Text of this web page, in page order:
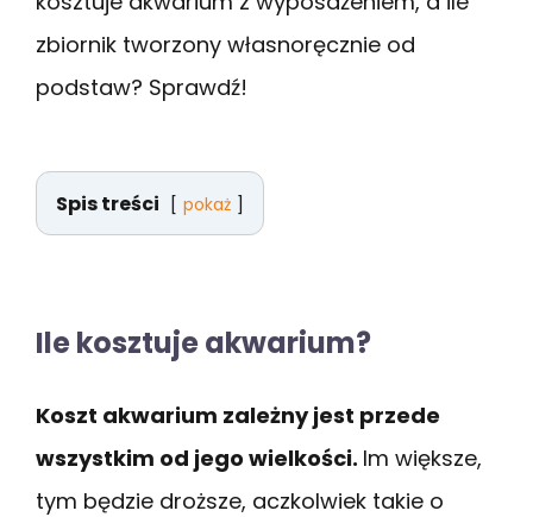
zbiornik tworzony własnoręcznie od
podstaw? Sprawdź!
Spis treści pokaż
Ile kosztuje akwarium?
Koszt akwarium zależny jest przede
wszystkim od jego wielkości. Im większe,
tym będzie droższe, aczkolwiek takie o